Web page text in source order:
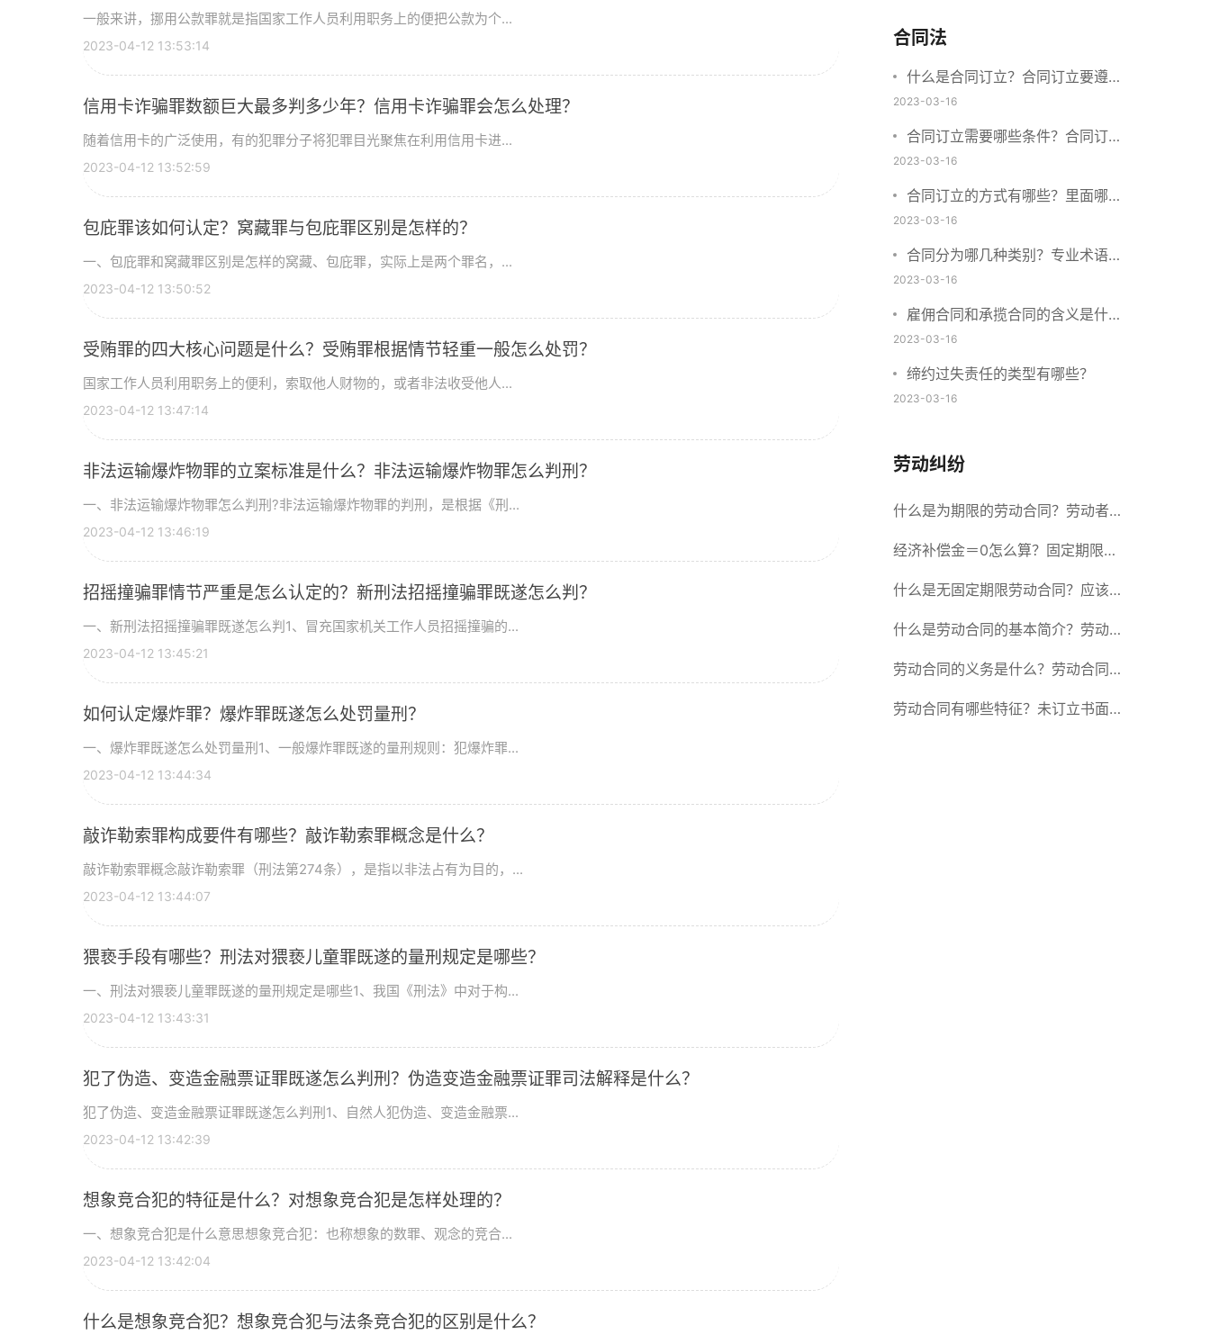
一般来讲，挪用公款罪就是指国家工作人员利用职务上的便把公款为个...
2023-04-12 13:53:14
信用卡诈骗罪数额巨大最多判多少年？信用卡诈骗罪会怎么处理？
随着信用卡的广泛使用，有的犯罪分子将犯罪目光聚焦在利用信用卡进...
2023-04-12 13:52:59
包庇罪该如何认定？窝藏罪与包庇罪区别是怎样的？
一、包庇罪和窝藏罪区别是怎样的窝藏、包庇罪，实际上是两个罪名，...
2023-04-12 13:50:52
受贿罪的四大核心问题是什么？受贿罪根据情节轻重一般怎么处罚？
国家工作人员利用职务上的便利，索取他人财物的，或者非法收受他人...
2023-04-12 13:47:14
非法运输爆炸物罪的立案标准是什么？非法运输爆炸物罪怎么判刑？
一、非法运输爆炸物罪怎么判刑?非法运输爆炸物罪的判刑，是根据《刑...
2023-04-12 13:46:19
招摇撞骗罪情节严重是怎么认定的？新刑法招摇撞骗罪既遂怎么判？
一、新刑法招摇撞骗罪既遂怎么判1、冒充国家机关工作人员招摇撞骗的...
2023-04-12 13:45:21
如何认定爆炸罪？爆炸罪既遂怎么处罚量刑？
一、爆炸罪既遂怎么处罚量刑1、一般爆炸罪既遂的量刑规则：犯爆炸罪...
2023-04-12 13:44:34
敲诈勒索罪构成要件有哪些？敲诈勒索罪概念是什么？
敲诈勒索罪概念敲诈勒索罪（刑法第274条），是指以非法占有为目的，...
2023-04-12 13:44:07
猥亵手段有哪些？刑法对猥亵儿童罪既遂的量刑规定是哪些？
一、刑法对猥亵儿童罪既遂的量刑规定是哪些1、我国《刑法》中对于构...
2023-04-12 13:43:31
犯了伪造、变造金融票证罪既遂怎么判刑？伪造变造金融票证罪司法解释是什么？
犯了伪造、变造金融票证罪既遂怎么判刑1、自然人犯伪造、变造金融票...
2023-04-12 13:42:39
想象竞合犯的特征是什么？对想象竞合犯是怎样处理的？
一、想象竞合犯是什么意思想象竞合犯：也称想象的数罪、观念的竞合...
2023-04-12 13:42:04
什么是想象竞合犯？想象竞合犯与法条竞合犯的区别是什么？
合同法
什么是合同订立？合同订立要遵守
什么原则？订立方式有哪些？
2023-03-16
合同订立需要哪些条件？合同订立
与合同成立有什么不同？
2023-03-16
合同订立的方式有哪些？里面哪些
内容、细节条款需要载明？
2023-03-16
合同分为哪几种类别？专业术语分
别是什么？
2023-03-16
雇佣合同和承揽合同的含义是什
么？怎么区分雇佣合同和承揽合
同？
2023-03-16
缔约过失责任的类型有哪些？
2023-03-16
劳动纠纷
什么是为期限的劳动合同？劳动者解
除合同的15种情形
经济补偿金＝0怎么算？固定期限劳
动合同又称什么？
什么是无固定期限劳动合同？应该怎
么解除或终止劳动合同？
什么是劳动合同的基本简介？劳动合
同的形式
劳动合同的义务是什么？劳动合同应
具备哪些条款？
劳动合同有哪些特征？未订立书面劳